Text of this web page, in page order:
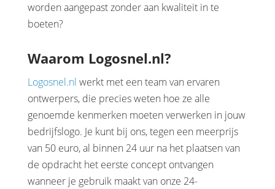
worden aangepast zonder aan kwaliteit in te
boeten?
Waarom Logosnel.nl?
Logosnel.nl werkt met een team van ervaren
ontwerpers, die precies weten hoe ze alle
genoemde kenmerken moeten verwerken in jouw
bedrijfslogo. Je kunt bij ons, tegen een meerprijs
van 50 euro, al binnen 24 uur na het plaatsen van
de opdracht het eerste concept ontvangen
wanneer je gebruik maakt van onze 24-